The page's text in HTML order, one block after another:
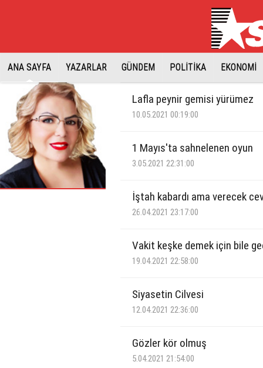
ANA SAYFA YAZARLAR GÜNDEM POLİTİKA EKONOMİ
Lafla peynir gemisi yürümez
10.05.2021 00:19:00
1 Mayıs'ta sahnelenen oyun
3.05.2021 22:31:00
İştah kabardı ama verecek
26.04.2021 23:17:00
Vakit keşke demek için bile
19.04.2021 22:58:00
Siyasetin Cilvesi
12.04.2021 22:36:00
Gözler kör olmuş
5.04.2021 21:54:00